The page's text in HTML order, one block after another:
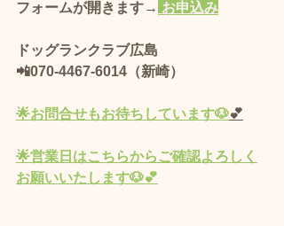
フォームが開きます→ お申込み
ドッグランクラブ広島
📲070-4467-6014（新崎）
🌟お問合せもお待ちしています🐶💕
🌟営業 日 はこちらからご確認よろしく
お願いいたします🐶💕